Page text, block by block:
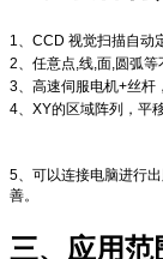
1、 CCD 视觉扫描自动
2、任意点,线,面,圆弧等
3、高速伺服电机+丝杆
4、 XY的区域阵列，平
5、可以连接电脑进行
善。
三、应用范